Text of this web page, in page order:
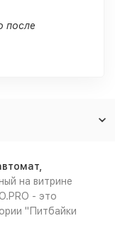
после
на витрине
- это
"Питбайки